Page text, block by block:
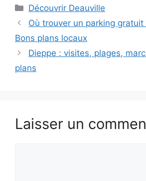
Catégories
Découvrir Deauville
Où trouver un parking gratuit
Bons plans locaux
Dieppe : visites, plages,
plans
Laisser un